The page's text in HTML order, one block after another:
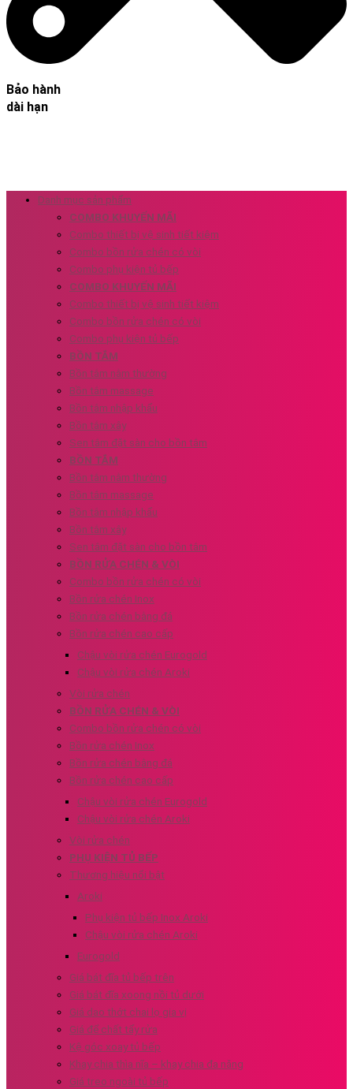
Bảo hành
dài hạn
Danh mục sản phẩm
COMBO KHUYẾN MÃI
Combo thiết bị vệ sinh tiết kiệm
Combo bồn rửa chén có vòi
Combo phụ kiện tủ bếp
COMBO KHUYẾN MÃI
Combo thiết bị vệ sinh tiết kiệm
Combo bồn rửa chén có vòi
Combo phụ kiện tủ bếp
BỒN TẮM
Bồn tắm nằm thường
Bồn tắm massage
Bồn tắm nhập khẩu
Bồn tắm xây
Sen tắm đặt sàn cho bồn tắm
BỒN TẮM
Bồn tắm nằm thường
Bồn tắm massage
Bồn tắm nhập khẩu
Bồn tắm xây
Sen tắm đặt sàn cho bồn tắm
BỒN RỬA CHÉN & VÒI
Combo bồn rửa chén có vòi
Bồn rửa chén Inox
Bồn rửa chén bằng đá
Bồn rửa chén cao cấp
Chậu vòi rửa chén Eurogold
Chậu vòi rửa chén Aroki
Vòi rửa chén
BỒN RỬA CHÉN & VÒI
Combo bồn rửa chén có vòi
Bồn rửa chén Inox
Bồn rửa chén bằng đá
Bồn rửa chén cao cấp
Chậu vòi rửa chén Eurogold
Chậu vòi rửa chén Aroki
Vòi rửa chén
PHỤ KIỆN TỦ BẾP
Thương hiệu nổi bật
Aroki
Phụ kiện tủ bếp Inox Aroki
Chậu vòi rửa chén Aroki
Eurogold
Giá bát đĩa tủ bếp trên
Giá bát đĩa xoong nồi tủ dưới
Giá dao thớt chai lọ gia vị
Giá để chất tẩy rửa
Kệ góc xoay tủ bếp
Khay chia thìa nĩa – khay chia đa năng
Giá treo ngoài tủ bếp